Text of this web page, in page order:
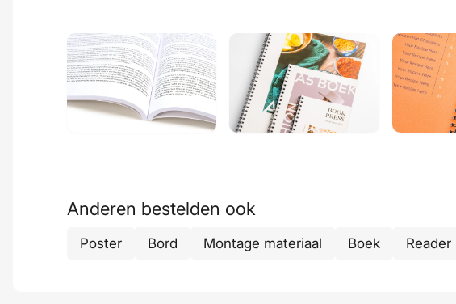
Anderen bestelden ook
Poster Bord Montage materiaal Boek Reader